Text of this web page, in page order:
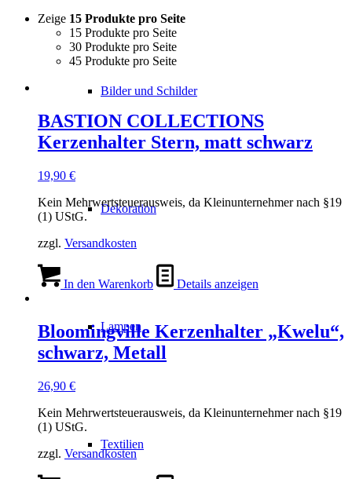
Bilder und Schilder
Dekoration
Lampen
Textilien
Zeige 15 Produkte pro Seite
15 Produkte pro Seite
30 Produkte pro Seite
45 Produkte pro Seite
BASTION COLLECTIONS
Kerzenhalter Stern, matt schwarz
19,90 €
Kein Mehrwertsteuerausweis, da Kleinunternehmer nach §19
(1) UStG.
zzgl. Versandkosten
In den Warenkorb Details anzeigen
Bloomingville Kerzenhalter „Kwelu“,
schwarz, Metall
26,90 €
Kein Mehrwertsteuerausweis, da Kleinunternehmer nach §19
(1) UStG.
zzgl. Versandkosten